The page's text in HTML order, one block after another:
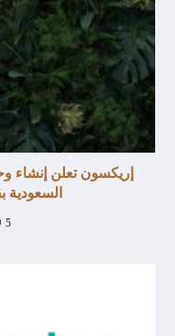
إريكسون تعلن إنشاء
السعودية
5 يناير، 2025